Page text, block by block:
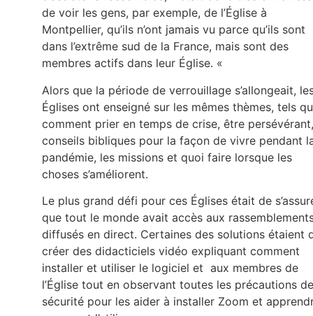
de voir les gens, par exemple, de l’Église à
Montpellier, qu’ils n’ont jamais vu parce qu’ils sont
dans l’extrême sud de la France, mais sont des
membres actifs dans leur Église. «
Alors que la période de verrouillage s’allongeait,
Églises ont enseigné sur les mêmes thèmes, tels
comment prier en temps de crise, être persévérant,
conseils bibliques pour la façon de vivre pendant
pandémie, les missions et quoi faire lorsque les
choses s’améliorent.
Le plus grand défi pour ces Églises était de
que tout le monde avait accès aux
diffusés en direct. Certaines des solutions étaient
créer des didacticiels vidéo expliquant comment
installer et utiliser le logiciel et aux membres de
l’Église tout en observant toutes les précautions de
sécurité pour les aider à installer Zoom et